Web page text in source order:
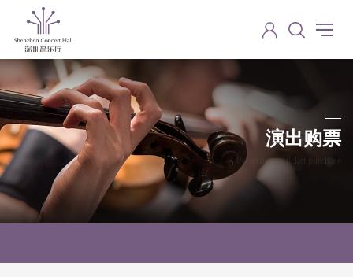
演出购票
Performance ticket purchase